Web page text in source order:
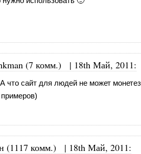
(7 комм.) | 18th Май, 2011:
что сайт для людей не может
(1117 комм.) | 18th Май, 2011: